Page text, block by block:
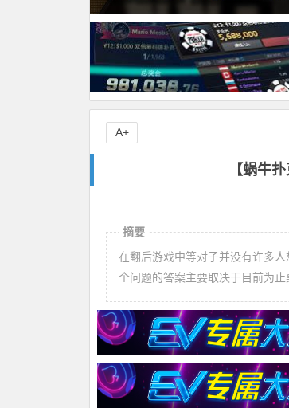
【蜗牛
摘要
在翻后游戏中等对子并没有许多
个问题的答案主要取决于目前为止
A+